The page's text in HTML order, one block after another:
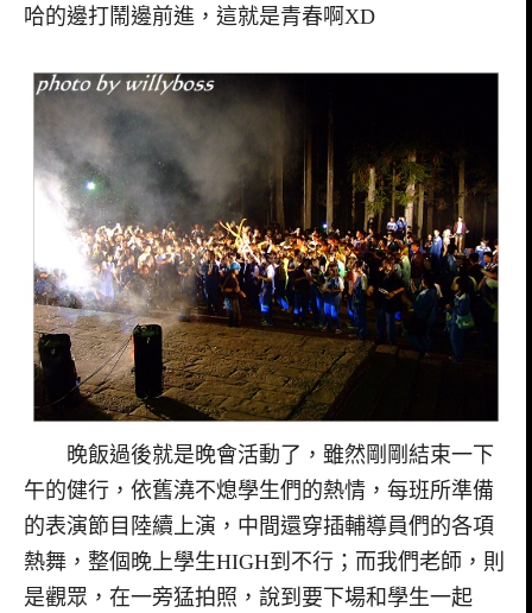
哈的邊打鬧邊前進，這就是青春啊XD
晚飯過後就是晚會活動了，雖然剛剛結束一下
午的健行，依舊澆不熄學生們的熱情，每班所準備
的表演節目陸續上演，中間還穿插輔導員們的各項
熱舞，整個晚上學生HIGH到不行；而我們老師，則
是觀眾，在一旁猛拍照，說到要下場和學生一起